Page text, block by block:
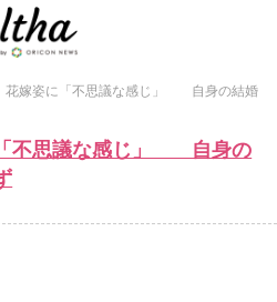
花嫁姿に「不思議な感じ」 自身の結婚
不思議な感じ」 自身の